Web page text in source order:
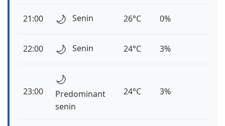
21:00 🌙 Senin 26°C 0%
22:00 🌙 Senin 24°C 3%
23:00
🌙
Predominant
senin
24°C 3%